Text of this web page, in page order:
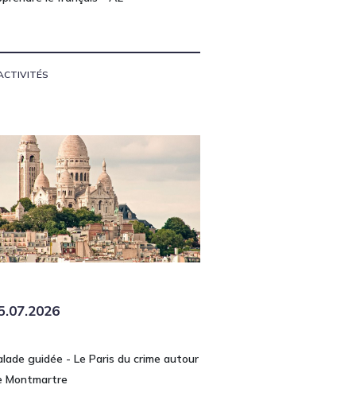
guidée - Le Paris du crime autour
Montmartre